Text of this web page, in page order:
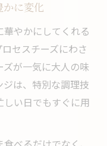
かに変化
やかにしてくれる
セスチーズにわさ
が一気に大人の味
は、特別な調理技
い日でもすぐに用